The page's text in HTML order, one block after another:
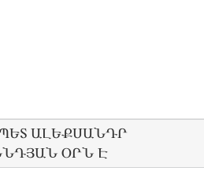
ԱԼԵՔՍԱՆԴՐ
ՕՐՆ Է